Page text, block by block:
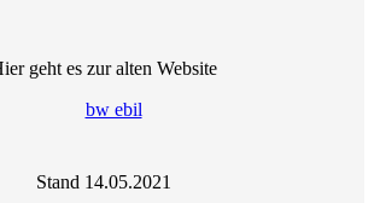
geht es zur alten Website
Stand 14.05.2021